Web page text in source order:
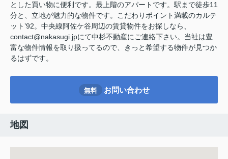
とした買い物に便利です。最上階のアパートです。駅まで徒歩11
分と、立地が魅力的な物件です。こだわりポイント満載のカルテ
ット’92。中央線阿佐ケ谷周辺の賃貸物件をお探しなら、
contact@nakasugi.jpにて中杉不動産にご連絡下さい。当社は豊
富な物件情報を取り扱ってるので、きっと希望する物件が見つか
るはずです。
無料 お問い合わせ
地図